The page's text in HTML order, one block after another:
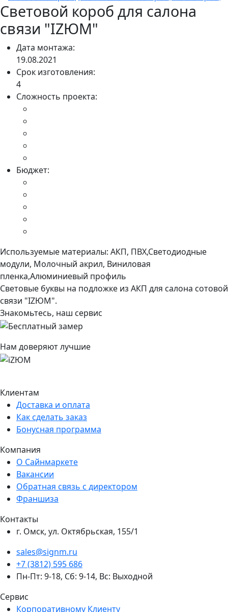
Световой короб для салона
связи "IZЮМ"
Дата монтажа:
19.08.2021
Срок изготовления:
4
Сложность проекта:
Бюджет:
Используемые материалы: АКП, ПВХ,Светодиодные
модули, Молочный акрил, Виниловая
пленка,Алюминиевый профиль
Световые буквы на подложке из АКП для салона сотовой
связи "IZЮМ".
Знакомьтесь, наш сервис
Нам доверяют лучшие
Клиентам
Доставка и оплата
Как сделать заказ
Бонусная программа
Компания
О Сайнмаркете
Вакансии
Обратная связь с директором
Франшиза
Контакты
г. Омск, ул. Октябрьская, 155/1
sales@signm.ru
+7 (3812) 595 686
Пн-Пт: 9-18, Сб: 9-14, Вс: Выходной
Сервис
Корпоративному Клиенту